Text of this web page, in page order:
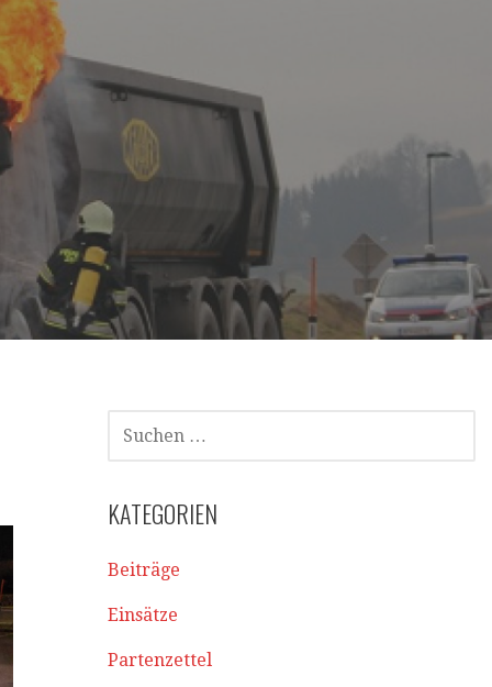
SUCHE
NACH:
KATEGORIEN
Beiträge
Einsätze
Partenzettel